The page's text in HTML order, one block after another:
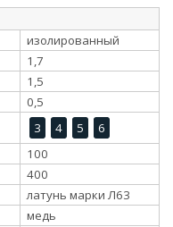
изолированный
1,7
1,5
0,5
3 4 5
6
100
400
латунь марки Л63
медь